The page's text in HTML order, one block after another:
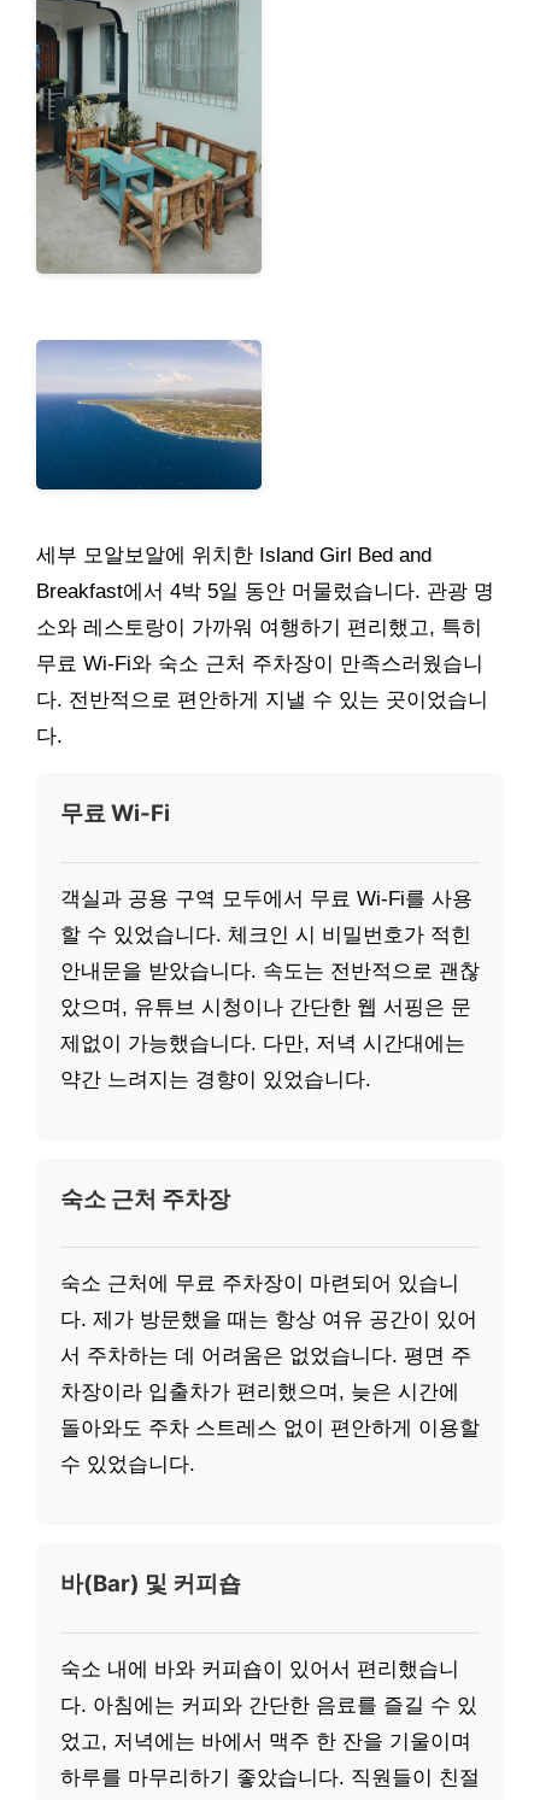
세부 모알보알에 위치한 Island Girl Bed and
Breakfast에서 4박 5일 동안 머물렀습니다. 관광 명
소와 레스토랑이 가까워 여행하기 편리했고, 특히
무료 Wi-Fi와 숙소 근처 주차장이 만족스러웠습니
다. 전반적으로 편안하게 지낼 수 있는 곳이었습니
다.
무료 Wi-Fi
객실과 공용 구역 모두에서 무료 Wi-Fi를 사용
할 수 있었습니다. 체크인 시 비밀번호가 적힌
안내문을 받았습니다. 속도는 전반적으로 괜찮
았으며, 유튜브 시청이나 간단한 웹 서핑은 문
제없이 가능했습니다. 다만, 저녁 시간대에는
약간 느려지는 경향이 있었습니다.
숙소 근처 주차장
숙소 근처에 무료 주차장이 마련되어 있습니
다. 제가 방문했을 때는 항상 여유 공간이 있어
서 주차하는 데 어려움은 없었습니다. 평면 주
차장이라 입출차가 편리했으며, 늦은 시간에
돌아와도 주차 스트레스 없이 편안하게 이용할
수 있었습니다.
바(Bar) 및 커피숍
숙소 내에 바와 커피숍이 있어서 편리했습니
다. 아침에는 커피와 간단한 음료를 즐길 수 있
었고, 저녁에는 바에서 맥주 한 잔을 기울이며
하루를 마무리하기 좋았습니다. 직원들이 친절